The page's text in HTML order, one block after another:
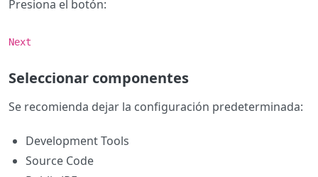
Presiona el botón:
Next
Seleccionar componentes
Se recomienda dejar la configuración predeterminada:
Development Tools
Source Code